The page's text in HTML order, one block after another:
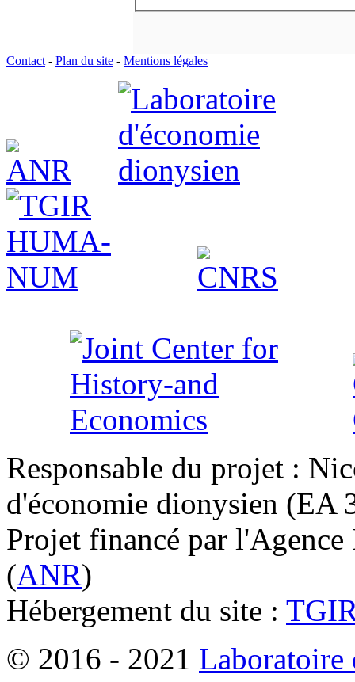
Contact- Plan du site - Mentions légales
Responsable du projet :
d'économie dionysien
Projet financé par l'Agence
(ANR)
Hébergement du site :
© 2016 - 2021 Laboratoire